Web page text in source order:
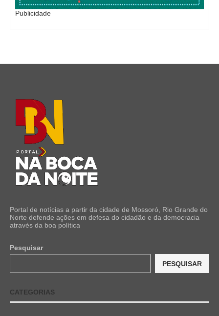
Publicidade
Portal de notícias a partir da cidade de Mossoró, Rio Grande do
Norte defende ações em defesa do cidadão e da democracia
através da boa política
Pesquisar
PESQUISAR
CATEGORIAS